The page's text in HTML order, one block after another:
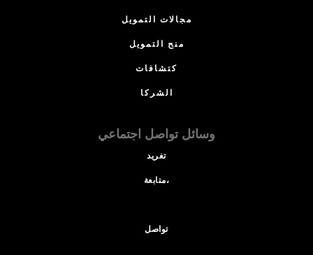
مجالات التمويل
منح التمويل
كتشافات
الشركا
وسائل تواصل اجتماعي
تغريد
متابعة،
تواصل